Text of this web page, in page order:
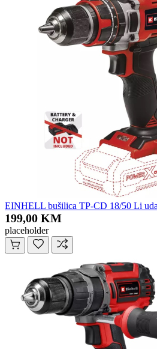
EINHELL bušilica TP-CD 18/50 Li
199,00 KM
placeholder